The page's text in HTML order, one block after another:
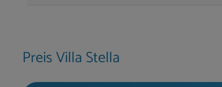
Preis Villa Stella